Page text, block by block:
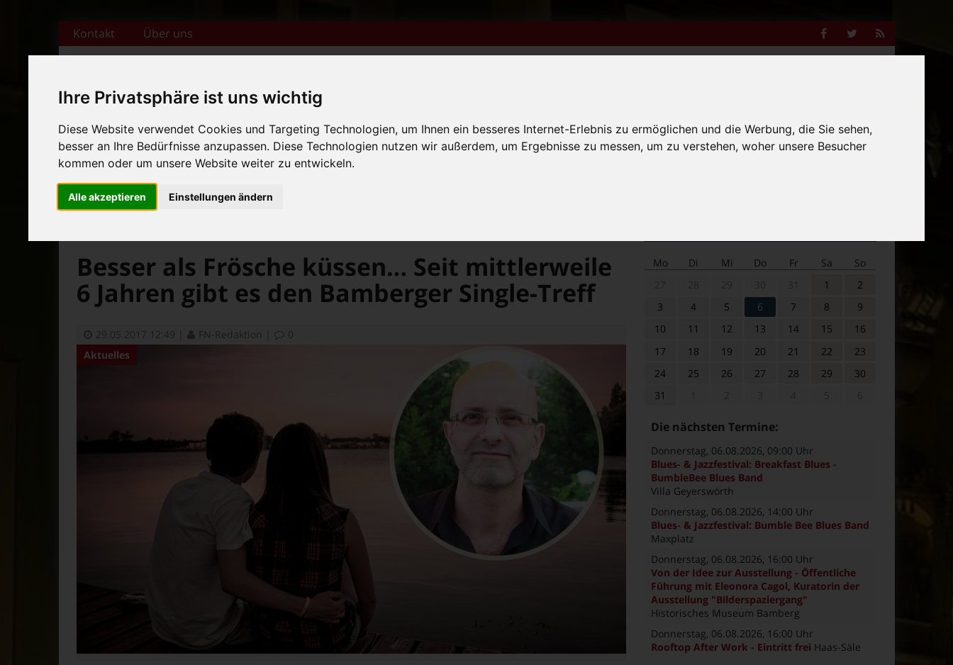
Ihre Privatsphäre ist uns wichtig
Diese Website verwendet Cookies und Targeting Technologien, um Ihnen ein besseres Internet-Erlebnis zu ermöglichen und die Werbung, die Sie sehen,
besser an Ihre Bedürfnisse anzupassen. Diese Technologien nutzen wir außerdem, um Ergebnisse zu messen, um zu verstehen, woher unsere Besucher
kommen oder um unsere Website weiter zu entwickeln.
Alle akzeptieren Einstellungen ändern
Zum Inhalt springen
Kontakt Über uns Facebook
Twitter
Feed
Startseite Magazin Veranstaltungskalender Kleinanzeigen FN-Ausgaben online lesen
Suche
News-Ticker:
+++ Bamberger Biertage vom 6. bis 9. August +++
+++ Blues- und Jazzfestival vom 31.7. bis 9.8. +++
Besser als Frösche küssen… Seit mittlerweile
6 Jahren gibt es den Bamberger Single-Treff
29.05.2017 12:49 FN-Redaktion
0
Aktuelles
Mo Di Mi Do Fr Sa
So
1
2
3
4 5 6 7 8
9
10
11 12 13 14 15
16
17
18 19 20 21 22
23
24
25 26 27 28 29
30
31
Die nächsten Termine:
Donnerstag, 06.08.2026, 09:00 Uhr
Blues- & Jazzfestival: Breakfast Blues -
BumbleBee Blues Band
Villa Geyerswörth
Donnerstag, 06.08.2026, 14:00 Uhr
Blues- & Jazzfestival: Bumble Bee Blues Band
Maxplatz
Donnerstag, 06.08.2026, 16:00 Uhr
Von der Idee zur Ausstellung - Öffentliche
Führung mit Eleonora Cagol, Kuratorin der
Ausstellung "Bilderspaziergang"
Historisches Museum Bamberg
Donnerstag, 06.08.2026, 16:00 Uhr
Rooftop After Work - Eintritt frei Haas-Säle